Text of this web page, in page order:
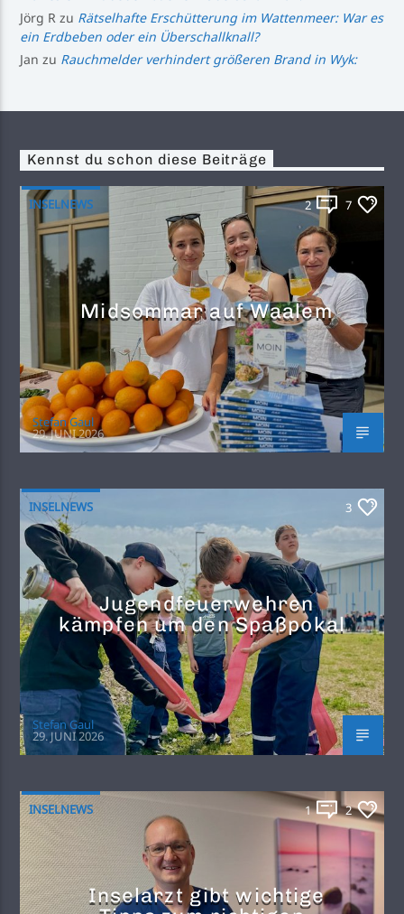
Jörg R zu Rätselhafte Erschütterung im Wattenmeer: War es
ein Erdbeben oder ein Überschallknall?
Jan zu Rauchmelder verhindert größeren Brand in Wyk:
Kennst du schon diese Beiträge
INSELNEWS 2 7
Midsommar auf Waalem
Stefan Gaul
29. JUNI 2026
INSELNEWS 3
Jugendfeuerwehren
kämpfen um den Spaßpokal
Stefan Gaul
29. JUNI 2026
INSELNEWS 1 2
Inselarzt gibt wichtige